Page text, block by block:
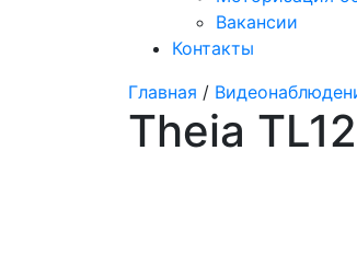
Вакансии
Контакты
Главная /
Theia